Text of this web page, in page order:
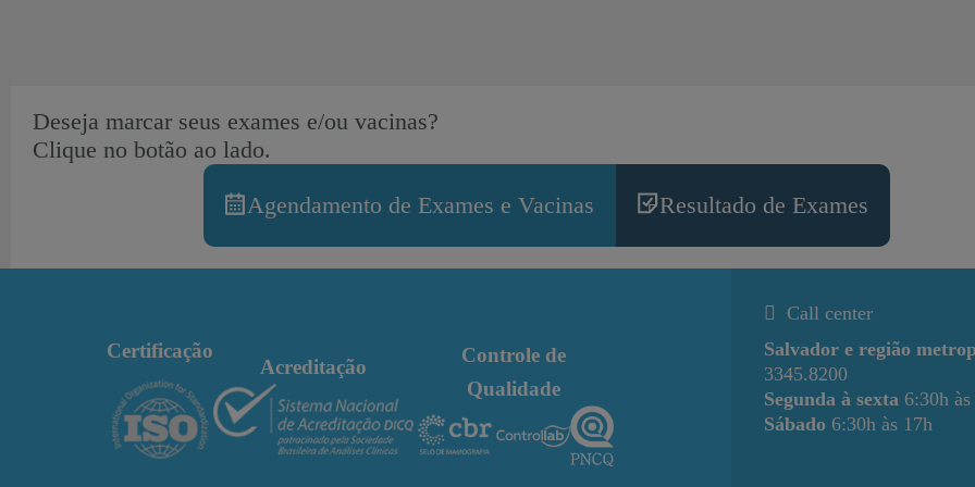
Deseja marcar seus exames e/ou vacinas?
Clique no botão ao lado.
Agendamento de Exames e Vacinas Resultado de Exames
Certificação
Acreditação
Controle de
Qualidade
Call center
Salvador e região
3345.8200
Segunda à sexta 6:30h
Sábado 6:30h às 17h